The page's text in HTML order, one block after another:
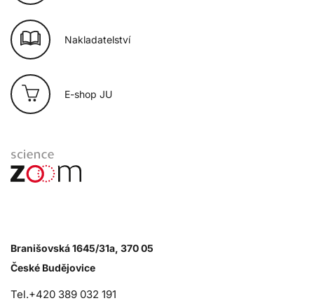
Nakladatelství
E-shop JU
Branišovská 1645/31a, 370 05
České Budějovice
Tel.+420 389 032 191